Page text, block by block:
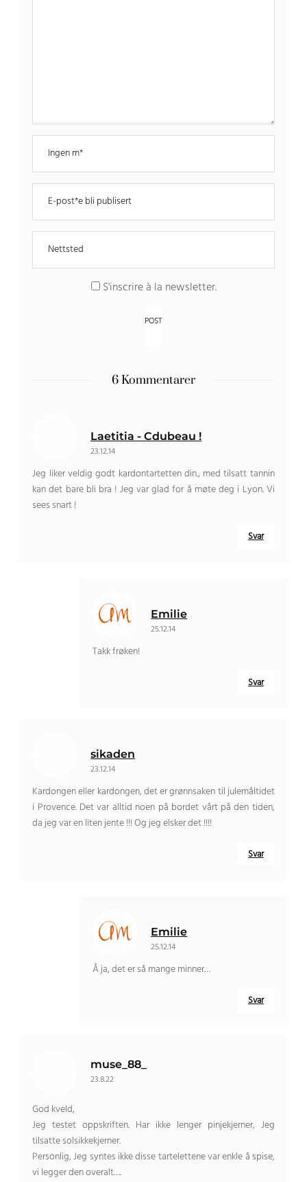
S'inscrire à la newsletter.
6 Kommentarer
Laetitia - Cdubeau !
23.12.14
Jeg liker veldig godt kardontartetten din., med tilsatt tannin
kan det bare bli bra ! Jeg var glad for å møte deg i Lyon. Vi
sees snart !
Svar
Emilie
25.12.14
Takk frøken!
Svar
sikaden
23.12.14
Kardongen eller kardongen, det er grønnsaken til julemåltidet
i Provence. Det var alltid noen på bordet vårt på den tiden,
da jeg var en liten jente !!! Og jeg elsker det !!!!
Svar
Emilie
25.12.14
Å ja, det er så mange minner…
Svar
muse_88_
23.8.22
God kveld,
Jeg testet oppskriften. Har ikke lenger pinjekjerner, Jeg
tilsatte solsikkekjerner.
Personlig, Jeg syntes ikke disse tartelettene var enkle å spise,
vi legger den overalt….